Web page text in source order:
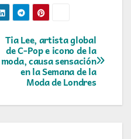
Tia Lee, artista global
de C-Pop e icono de la
moda, causa sensación
en la Semana de la
Moda de Londres